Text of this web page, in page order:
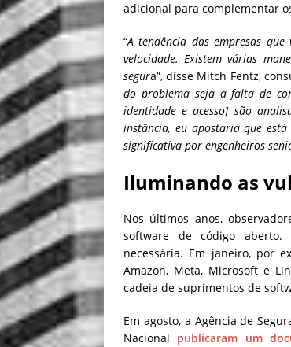
adicional para complementar
“A tendência das empresas
velocidade. Existem várias
segura”, disse Mitch Fentz,
do problema seja a falta de
identidade e acesso] são
instância, eu apostaria que
significativa por engenheiros
Iluminando as
Nos últimos anos,
software de código aberto.
necessária. Em janeiro, por
Amazon, Meta, Microsoft e
cadeia de suprimentos de
Em agosto, a Agência de
Nacional publicaram um